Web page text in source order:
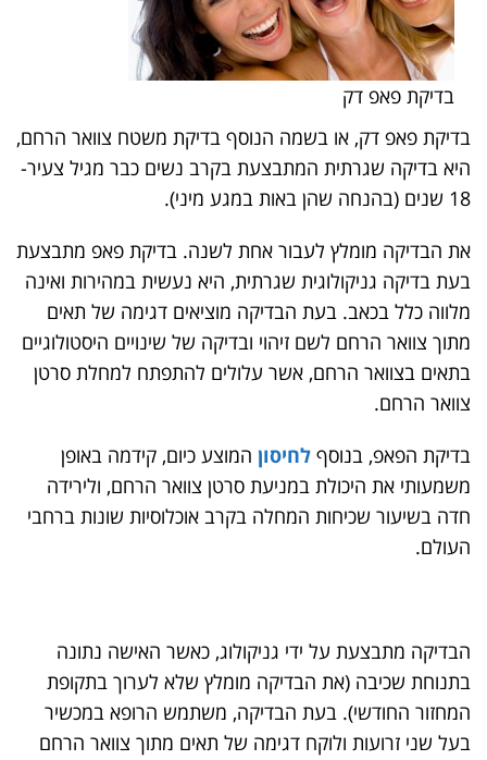
בדיקת פאפ דק
בדיקת פאפ דק, או בשמה הנוסף בדיקת משטח צוואר הרחם,
היא בדיקה שגרתית המתבצעת בקרב נשים כבר מגיל צעיר-
18 שנים (בהנחה שהן באות במגע מיני).
את הבדיקה מומלץ לעבור אחת לשנה. בדיקת פאפ מתבצעת
בעת בדיקה גניקולוגית שגרתית, היא נעשית במהירות ואינה
מלווה כלל בכאב. בעת הבדיקה מוציאים דגימה של תאים
מתוך צוואר הרחם לשם זיהוי ובדיקה של שינויים היסטולוגיים
בתאים בצוואר הרחם, אשר עלולים להתפתח למחלת סרטן
צוואר הרחם.
בדיקת הפאפ, בנוסף לחיסון המוצע כיום, קידמה באופן
משמעותי את היכולת במניעת סרטן צוואר הרחם, ולירידה
חדה בשיעור שכיחות המחלה בקרב אוכלוסיות שונות ברחבי
העולם.
הבדיקה מתבצעת על ידי גניקולוג, כאשר האישה נתונה
בתנוחת שכיבה (את הבדיקה מומלץ שלא לערוך בתקופת
המחזור החודשי). בעת הבדיקה, משתמש הרופא במכשיר
בעל שני זרועות ולוקח דגימה של תאים מתוך צוואר הרחם